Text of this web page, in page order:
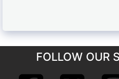
FOLLOW OUR